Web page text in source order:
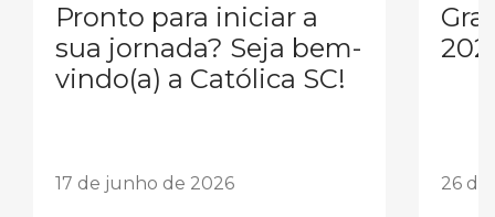
Pronto para iniciar a
sua jornada? Seja bem-
vindo(a) a Católica SC!
17 de junho de 2026 26 de